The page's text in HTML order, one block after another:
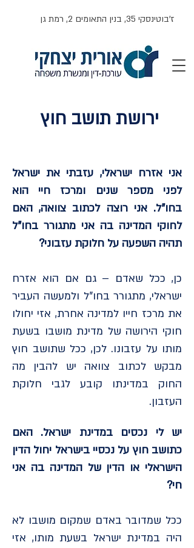
ז'בוטינסקי 35, בנין התאומים 2, רמת גן
ירושת תושב חוץ
אני אזרח ישראלי, עזבתי את ישראל
לפני מספר שנים ומרכז חיי הוא
בחו"ל. אני רוצה לכתוב צוואה, האם
לחוקי המדינה בה אני מתגורר בחו"ל
תהיה השפעה על חלוקת עזבוני?
כן, ככל שאדם – גם אם הוא אזרח
ישראלי, מתגורר בחו"ל ולמעשה העביר
את מרכז חייו למדינה אחרת, אזי יחולו
חוקי הירושה של מדינת מושבו בשעת
מותו על עזבונו. לכן, ככל שתושב חוץ
מבקש לכתוב צוואה יש להבין מה
החוק במדינתו קובע לגבי חלוקת
העזבון.
יש לי נכסים במדינת ישראל. האם
כתושב חוץ על נכסיי בישראל יחול הדין
הישראלי או הדין של המדינה בה אני
חי?
ככל שמדובר באדם שמקום מושבו לא
היה במדינת ישראל בשעת מותו, אזי